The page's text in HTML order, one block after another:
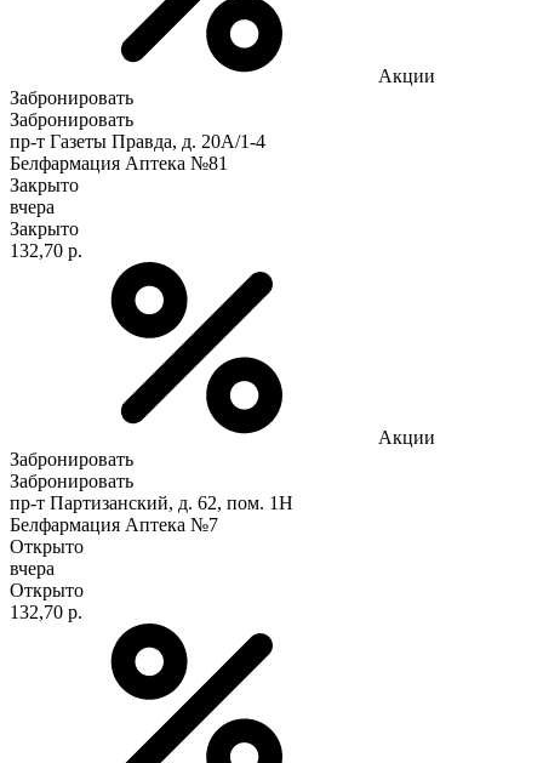
Акции
Забронировать
Забронировать
пр-т Газеты Правда, д. 20A/1-4
Белфармация Аптека №81
Закрыто
вчера
Закрыто
132,70 р.
Акции
Забронировать
Забронировать
пр-т Партизанский, д. 62, пом. 1Н
Белфармация Аптека №7
Открыто
вчера
Открыто
132,70 р.